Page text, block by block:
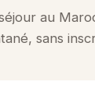
au
sans